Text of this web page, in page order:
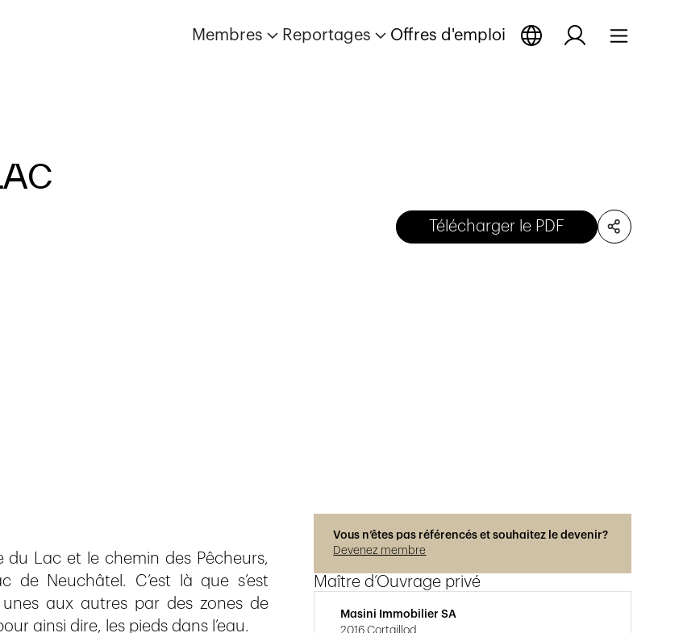
Membres Reportages Offres d'emploi
Télécharger le PDF
du Lac et le chemin des Pêcheurs,
Neuchâtel. C’est là que s’est
aux autres par des zones de
ainsi dire, les pieds dans l’eau.
Vous n’êtes pas référencés et souhaitez le devenir?
Devenez membre
Maître d’Ouvrage privé
Masini Immobilier SA
2016 Cortaillod